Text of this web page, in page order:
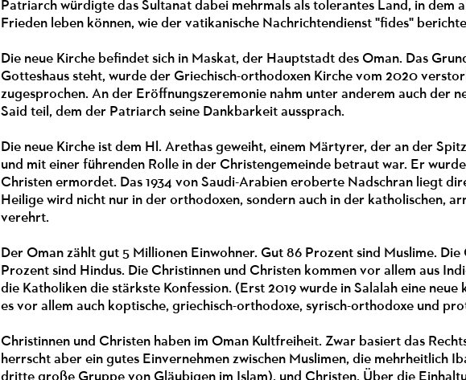
Patriarch würdigte das Sultanat dabei mehrmals als tolerantes Land, in dem
Frieden leben können, wie der vatikanische Nachrichtendienst "fides"
Die neue Kirche befindet sich in Maskat, der Hauptstadt des Oman. Das
Gotteshaus steht, wurde der Griechisch-orthodoxen Kirche vom 2020
zugesprochen. An der Eröffnungszeremonie nahm unter anderem auch der
Said teil, dem der Patriarch seine Dankbarkeit aussprach.
Die neue Kirche ist dem Hl. Arethas geweiht, einem Märtyrer, der an der
und mit einer führenden Rolle in der Christengemeinde betraut war. Er
Christen ermordet. Das 1934 von Saudi-Arabien eroberte Nadschran liegt
Heilige wird nicht nur in der orthodoxen, sondern auch in der katholischen,
verehrt.
Der Oman zählt gut 5 Millionen Einwohner. Gut 86 Prozent sind Muslime.
Prozent sind Hindus. Die Christinnen und Christen kommen vor allem aus
die Katholiken die stärkste Konfession. (Erst 2019 wurde in Salalah eine
es vor allem auch koptische, griechisch-orthodoxe, syrisch-orthodoxe und
Christinnen und Christen haben im Oman Kultfreiheit. Zwar basiert das
herrscht aber ein gutes Einvernehmen zwischen Muslimen, die mehrheitlich